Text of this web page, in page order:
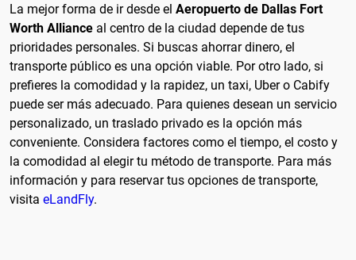
La mejor forma de ir desde el Aeropuerto de Dallas Fort
Worth Alliance al centro de la ciudad depende de tus
prioridades personales. Si buscas ahorrar dinero, el
transporte público es una opción viable. Por otro lado, si
prefieres la comodidad y la rapidez, un taxi, Uber o Cabify
puede ser más adecuado. Para quienes desean un servicio
personalizado, un traslado privado es la opción más
conveniente. Considera factores como el tiempo, el costo y
la comodidad al elegir tu método de transporte. Para más
información y para reservar tus opciones de transporte,
visita eLandFly.